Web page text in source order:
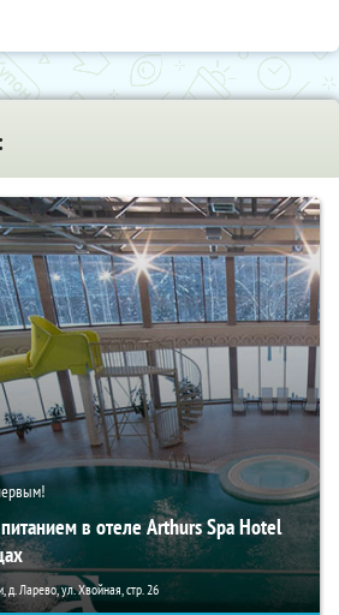
в отеле Arthurs Spa Hotel
Ларево, ул. Хвойная, стр. 26